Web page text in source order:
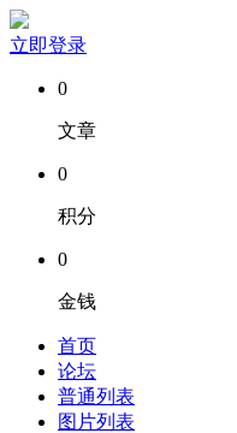
立即登录
0
文章
0
积分
0
金钱
首页
论坛
普通列表
图片列表